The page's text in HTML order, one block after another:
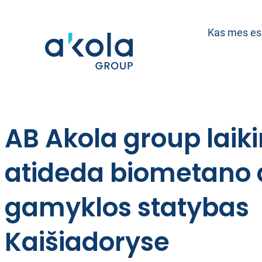
Kas mes
AB Akola group
atideda biometano
gamyklos statybas
Kaišiadoryse